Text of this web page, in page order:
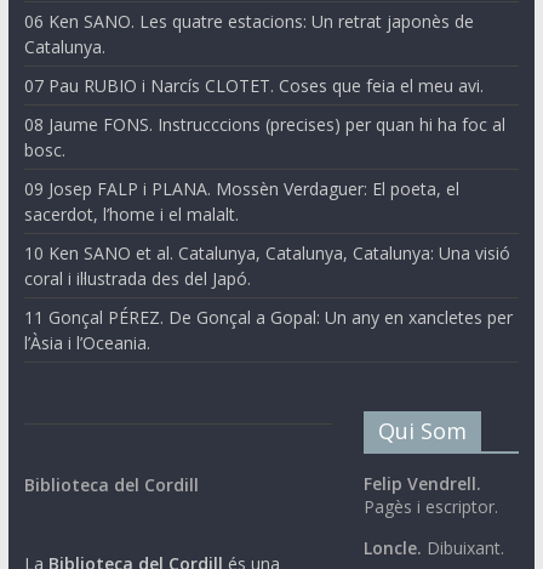
06 Ken SANO. Les quatre estacions: Un retrat japonès de
Catalunya.
07 Pau RUBIO i Narcís CLOTET. Coses que feia el meu avi.
08 Jaume FONS. Instrucccions (precises) per quan hi ha foc al
bosc.
09 Josep FALP i PLANA. Mossèn Verdaguer: El poeta, el
sacerdot, l’home i el malalt.
10 Ken SANO et al. Catalunya, Catalunya, Catalunya: Una visió
coral i il·lustrada des del Japó.
11 Gonçal PÉREZ. De Gonçal a Gopal: Un any en xancletes per
l’Àsia i l’Oceania.
Biblioteca del Cordill
La Biblioteca del Cordill és una
Qui Som
Felip Vendrell.
Pagès i escriptor.
Loncle. Dibuixant.